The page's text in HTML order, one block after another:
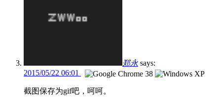
郑永 says:
2015/05/22 06:01
截图保存为gif吧，呵呵。